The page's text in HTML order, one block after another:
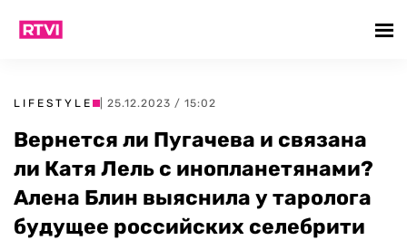
LIFESTYLE | 25.12.2023 / 15:02
Вернется ли Пугачева и связана
ли Катя Лель с инопланетянами?
Алена Блин выяснила у таролога
будущее российских селебрити